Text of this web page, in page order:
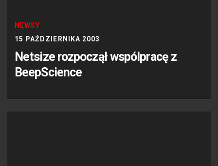
NEWSY
15 PAŹDZIERNIKA 2003
Netsize rozpoczął wspólpracę z
BeepScience